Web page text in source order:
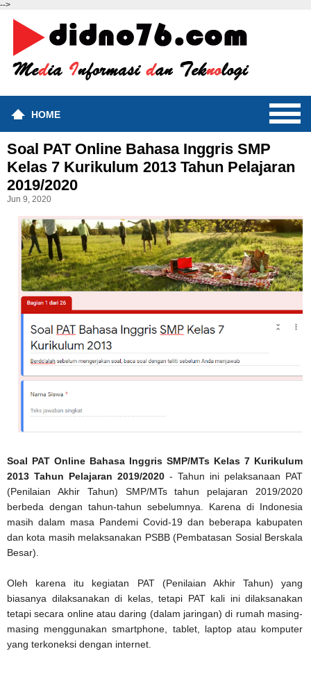
-->
HOME
Soal PAT Online Bahasa Inggris SMP
Kelas 7 Kurikulum 2013 Tahun Pelajaran
2019/2020
Jun 9, 2020
Soal PAT Online Bahasa Inggris SMP/MTs Kelas 7 Kurikulum
2013 Tahun Pelajaran 2019/2020 - Tahun ini pelaksanaan PAT
(Penilaian Akhir Tahun) SMP/MTs tahun pelajaran 2019/2020
berbeda dengan tahun-tahun sebelumnya. Karena di Indonesia
masih dalam masa Pandemi Covid-19 dan beberapa kabupaten
dan kota masih melaksanakan PSBB (Pembatasan Sosial Berskala
Besar).
Oleh karena itu kegiatan PAT (Penilaian Akhir Tahun) yang
biasanya dilaksanakan di kelas, tetapi PAT kali ini dilaksanakan
tetapi secara online atau daring (dalam jaringan) di rumah masing-
masing menggunakan smartphone, tablet, laptop atau komputer
yang terkoneksi dengan internet.